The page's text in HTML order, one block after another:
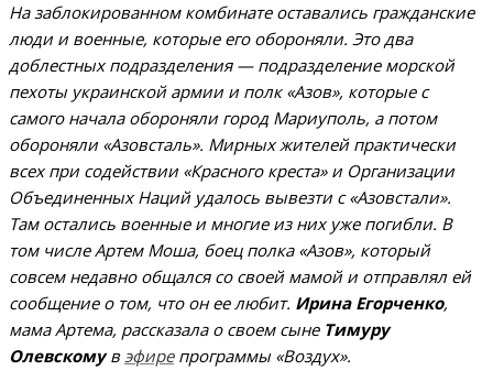
На заблокированном комбинате оставались гражданские
люди и военные, которые его обороняли. Это два
доблестных подразделения — подразделение морской
пехоты украинской армии и полк «Азов», которые с
самого начала обороняли город Мариуполь, а потом
обороняли «Азовсталь». Мирных жителей практически
всех при содействии «Красного креста» и Организации
Объединенных Наций удалось вывезти с «Азовстали».
Там остались военные и многие из них уже погибли. В
том числе Артем Моша, боец полка «Азов», который
совсем недавно общался со своей мамой и отправлял ей
сообщение о том, что он ее любит. Ирина Егорченко,
мама Артема, рассказала о своем сыне Тимуру
Олевскомувэфирепрограммы «Воздух».